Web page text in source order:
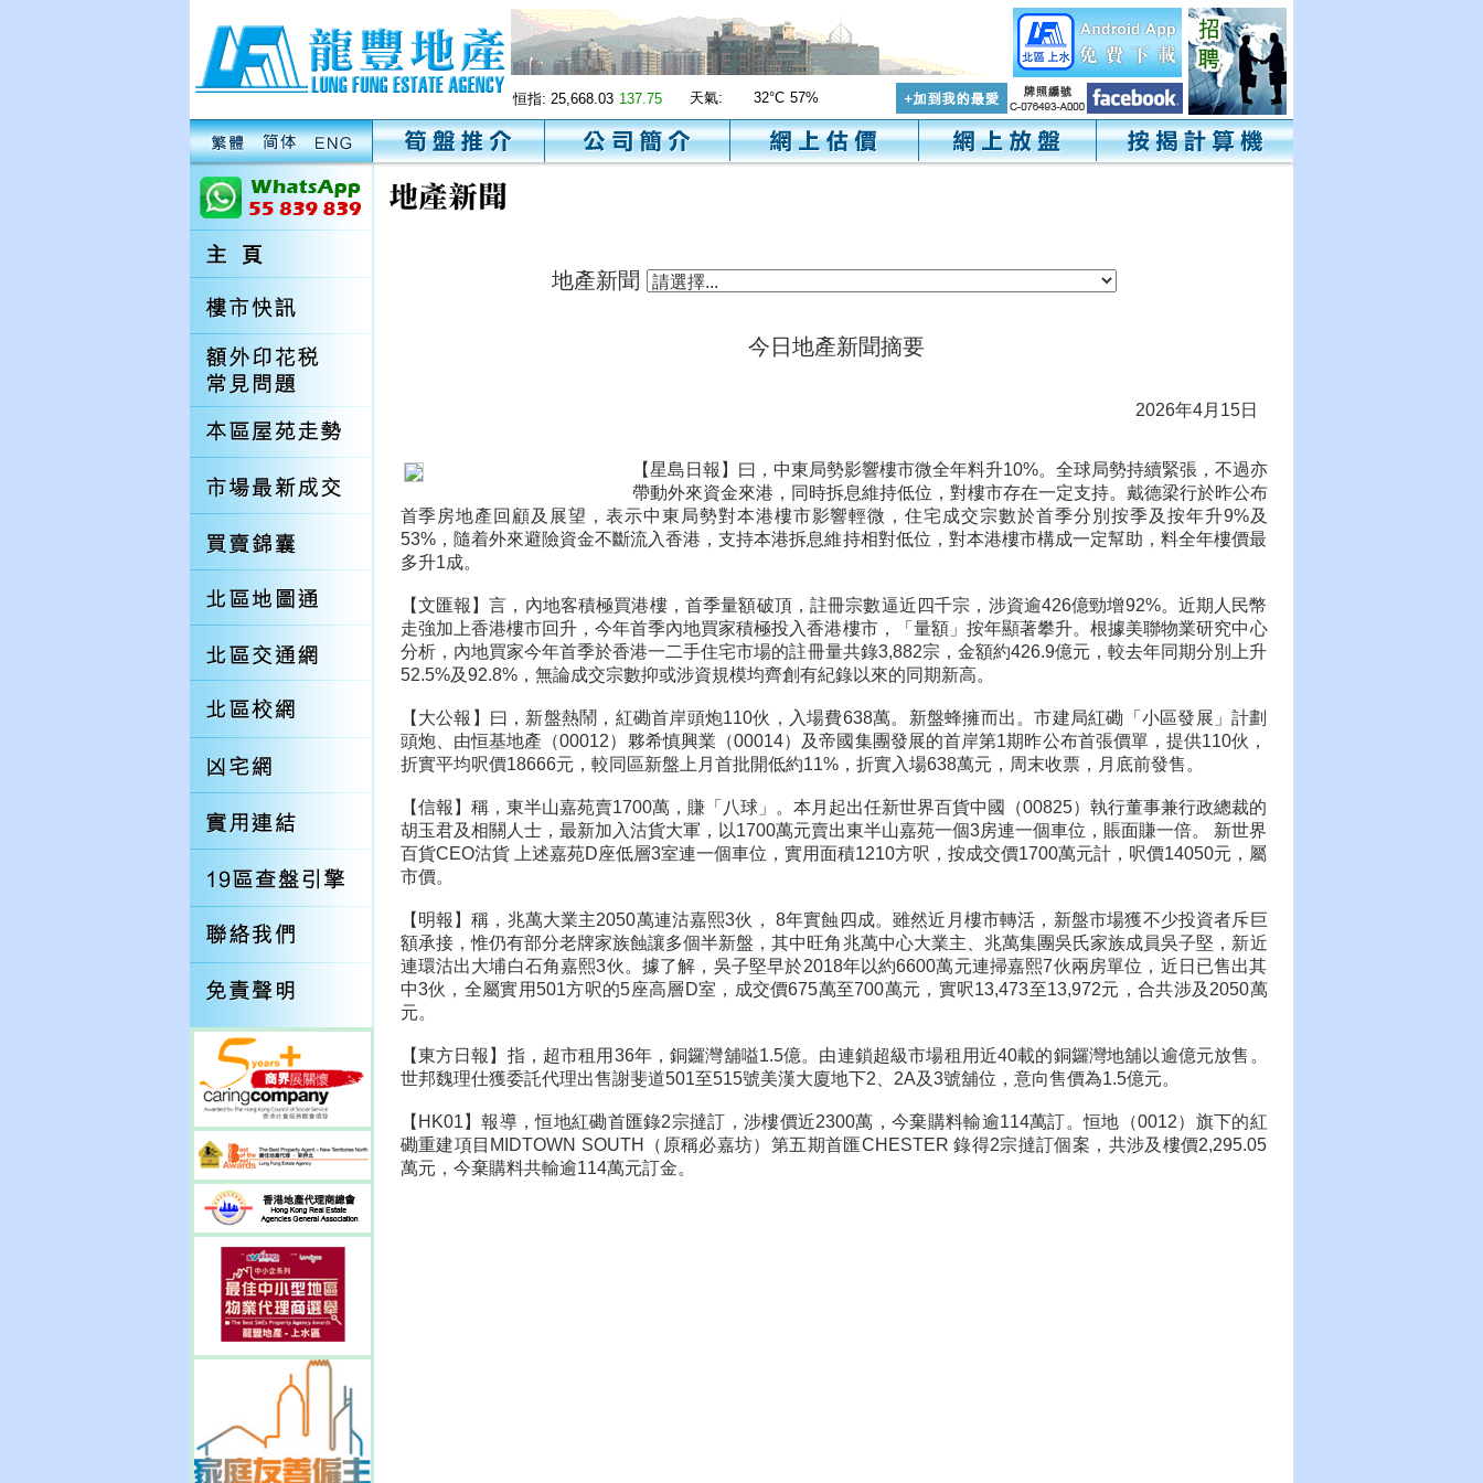
恒指: 25,668.03 137.75 天氣: 32°C 57%
地產新聞
今日地產新聞摘要
2026年4月15日
【星島日報】曰，中東局勢影響樓市微全年料升10%。全球局勢持續緊張，不過亦
帶動外來資金來港，同時拆息維持低位，對樓市存在一定支持。戴德梁行於昨公布
首季房地產回顧及展望，表示中東局勢對本港樓市影響輕微，住宅成交宗數於首季分別按季及按年升9%及
53%，隨着外來避險資金不斷流入香港，支持本港拆息維持相對低位，對本港樓市構成一定幫助，料全年樓價最
多升1成。
【文匯報】言，內地客積極買港樓，首季量額破頂，註冊宗數逼近四千宗，涉資逾426億勁增92%。近期人民幣
走強加上香港樓市回升，今年首季內地買家積極投入香港樓市，「量額」按年顯著攀升。根據美聯物業研究中心
分析，內地買家今年首季於香港一二手住宅市場的註冊量共錄3,882宗，金額約426.9億元，較去年同期分別上升
52.5%及92.8%，無論成交宗數抑或涉資規模均齊創有紀錄以來的同期新高。
【大公報】曰，新盤熱鬧，紅磡首岸頭炮110伙，入場費638萬。新盤蜂擁而出。市建局紅磡「小區發展」計劃
頭炮、由恒基地產（00012）夥希慎興業（00014）及帝國集團發展的首岸第1期昨公布首張價單，提供110伙，
折實平均呎價18666元，較同區新盤上月首批開低約11%，折實入場638萬元，周末收票，月底前發售。
【信報】稱，東半山嘉苑賣1700萬，賺「八球」。本月起出任新世界百貨中國（00825）執行董事兼行政總裁的
胡玉君及相關人士，最新加入沽貨大軍，以1700萬元賣出東半山嘉苑一個3房連一個車位，賬面賺一倍。 新世界
百貨CEO沽貨 上述嘉苑D座低層3室連一個車位，實用面積1210方呎，按成交價1700萬元計，呎價14050元，屬
市價。
【明報】稱，兆萬大業主2050萬連沽嘉熙3伙， 8年實蝕四成。雖然近月樓市轉活，新盤市場獲不少投資者斥巨
額承接，惟仍有部分老牌家族蝕讓多個半新盤，其中旺角兆萬中心大業主、兆萬集團吳氏家族成員吳子堅，新近
連環沽出大埔白石角嘉熙3伙。據了解，吳子堅早於2018年以約6600萬元連掃嘉熙7伙兩房單位，近日已售出其
中3伙，全屬實用501方呎的5座高層D室，成交價675萬至700萬元，實呎13,473至13,972元，合共涉及2050萬
元。
【東方日報】指，超市租用36年，銅鑼灣舖嗌1.5億。由連鎖超級市場租用近40載的銅鑼灣地舖以逾億元放售。
世邦魏理仕獲委託代理出售謝斐道501至515號美漢大廈地下2、2A及3號舖位，意向售價為1.5億元。
【HK01】報導，恒地紅磡首匯錄2宗撻訂，涉樓價近2300萬，今棄購料輸逾114萬訂。恒地（0012）旗下的紅
磡重建項目MIDTOWN SOUTH（原稱必嘉坊）第五期首匯CHESTER 錄得2宗撻訂個案，共涉及樓價2,295.05
萬元，今棄購料共輸逾114萬元訂金。